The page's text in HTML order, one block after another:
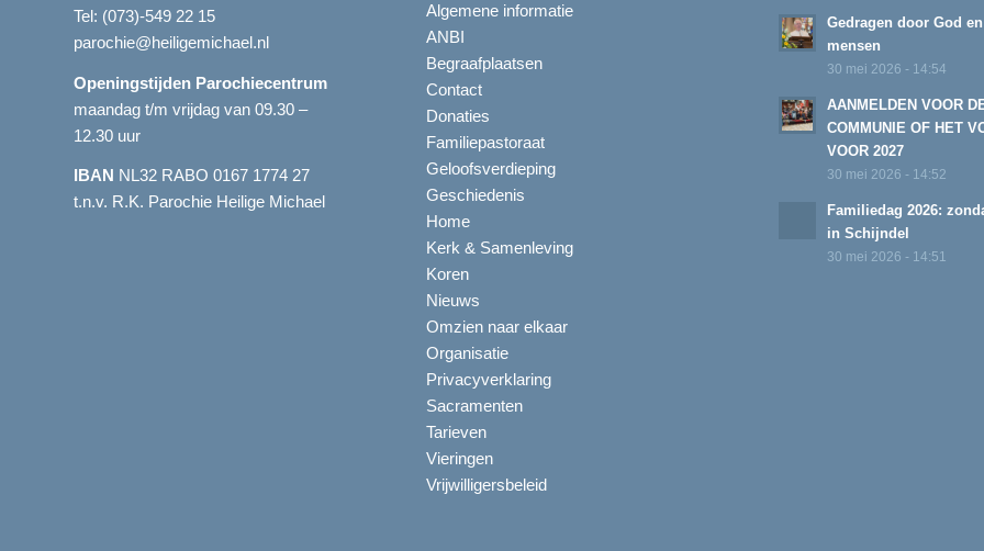
Tel: (073)-549 22 15
parochie@heiligemichael.nl
Openingstijden Parochiecentrum
maandag t/m vrijdag van 09.30 –
12.30 uur
IBAN NL32 RABO 0167 1774 27
t.n.v. R.K. Parochie Heilige Michael
Algemene informatie
ANBI
Begraafplaatsen
Contact
Donaties
Familiepastoraat
Geloofsverdieping
Geschiedenis
Home
Kerk & Samenleving
Koren
Nieuws
Omzien naar elkaar
Organisatie
Privacyverklaring
Sacramenten
Tarieven
Vieringen
Vrijwilligersbeleid
Gedragen door God
mensen
30 mei 2026 - 14:54
AANMELDEN VOOR
COMMUNIE OF HET
VOOR 2027
30 mei 2026 - 14:52
Familiedag 2026:
in Schijndel
30 mei 2026 - 14:51